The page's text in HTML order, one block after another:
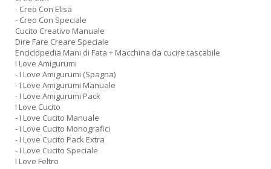
- Creo Con Elisa
- Creo Con Speciale
Cucito Creativo Manuale
Dire Fare Creare Speciale
Enciclopedia Mani di Fata + Macchina da cucire tascabile
I Love Amigurumi
- I Love Amigurumi (Spagna)
- I Love Amigurumi Manuale
- I Love Amigurumi Pack
I Love Cucito
- I Love Cucito Manuale
- I Love Cucito Monografici
- I Love Cucito Pack Extra
- I Love Cucito Speciale
I Love Feltro